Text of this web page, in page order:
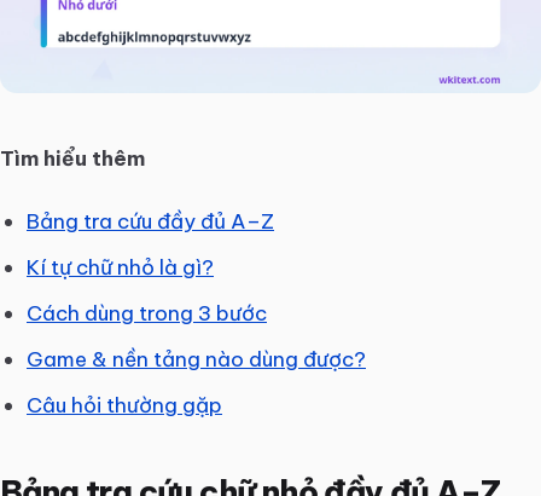
Tìm hiểu thêm
Bảng tra cứu đầy đủ A–Z
Kí tự chữ nhỏ là gì?
Cách dùng trong 3 bước
Game & nền tảng nào dùng được?
Câu hỏi thường gặp